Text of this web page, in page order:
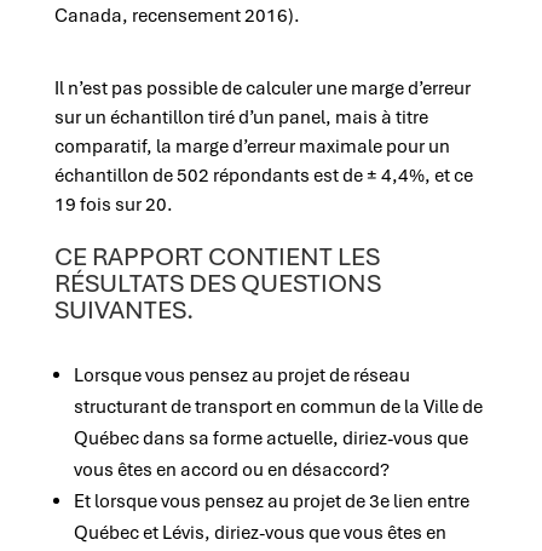
Canada, recensement 2016).
Il n’est pas possible de calculer une marge d’erreur
sur un échantillon tiré d’un panel, mais à titre
comparatif, la marge d’erreur maximale pour un
échantillon de 502 répondants est de ± 4,4%, et ce
19 fois sur 20.
CE RAPPORT CONTIENT LES
RÉSULTATS DES QUESTIONS
SUIVANTES.
Lorsque vous pensez au projet de réseau
structurant de transport en commun de la Ville de
Québec dans sa forme actuelle, diriez-vous que
vous êtes en accord ou en désaccord?
Et lorsque vous pensez au projet de 3e lien entre
Québec et Lévis, diriez-vous que vous êtes en